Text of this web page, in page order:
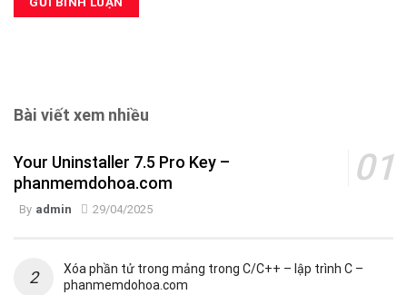
Bài viết xem nhiều
Your Uninstaller 7.5 Pro Key –
phanmemdohoa.com
By admin 29/04/2025
Xóa phần tử trong mảng trong C/C++ – lập trình C –
phanmemdohoa.com